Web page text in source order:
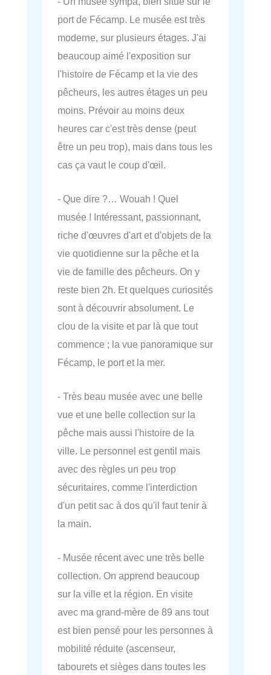
port de Fécamp. Le musée est très
moderne, sur plusieurs étages. J'ai
beaucoup aimé l'exposition sur
l'histoire de Fécamp et la vie des
pêcheurs, les autres étages un peu
moins. Prévoir au moins deux
heures car c'est très dense (peut
être un peu trop), mais dans tous les
cas ça vaut le coup d'œil.
- Que dire ?… Wouah ! Quel
musée ! Intéressant, passionnant,
riche d'œuvres d'art et d'objets de la
vie quotidienne sur la pêche et la
vie de famille des pêcheurs. On y
reste bien 2h. Et quelques curiosités
sont à découvrir absolument. Le
clou de la visite et par là que tout
commence ; la vue panoramique sur
Fécamp, le port et la mer.
- Très beau musée avec une belle
vue et une belle collection sur la
pêche mais aussi l'histoire de la
ville. Le personnel est gentil mais
avec des règles un peu trop
sécuritaires, comme l'interdiction
d'un petit sac à dos qu'il faut tenir à
la main.
- Musée récent avec une très belle
collection. On apprend beaucoup
sur la ville et la région. En visite
avec ma grand-mère de 89 ans tout
est bien pensé pour les personnes à
mobilité réduite (ascenseur,
tabourets et sièges dans toutes les